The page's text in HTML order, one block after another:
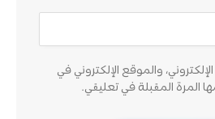
والموقع الإلكتروني في
المرة المقبلة في تعليقي.